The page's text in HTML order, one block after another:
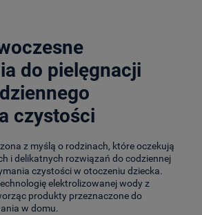
do pielęgnacji
czystości
z myślą o rodzinach, które oczekują
i delikatnych rozwiązań do codziennej
czystości w otoczeniu dziecka.
elektrolizowanej wody z
produkty przeznaczone do
w domu.